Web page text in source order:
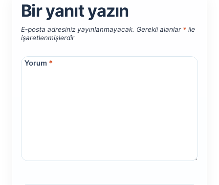
Bir yanıt yazın
E-posta adresiniz yayınlanmayacak. Gerekli alanlar * ile
işaretlenmişlerdir
Yorum *